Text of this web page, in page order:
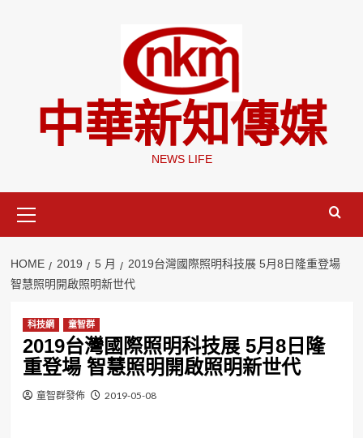
中華新知傳媒
NEWS LIFE
Menu
HOME 2019 5 月
2019台灣國際照明科技展 5月8日隆重登場
智慧照明開啟照明新世代
科技網 童智群
2019台灣國際照明科技展 5月8日隆
重登場 智慧照明開啟照明新世代
童智群發佈 2019-05-08